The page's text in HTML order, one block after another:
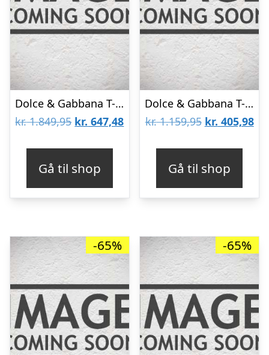
Dolce & Gabbana T-shirt – Blooming – Hvid m. Logo
kr.1.849,95 Den
kr. 1.849,95.
kr. 647,48Den
kr. 647,48.
Gå til shop
Dolce & Gabbana T-shirt – Grå m. Print
kr.1.159,95 Den
kr. 1.159,95.
kr. 405,98
kr.
Gå til shop
-65% -65%